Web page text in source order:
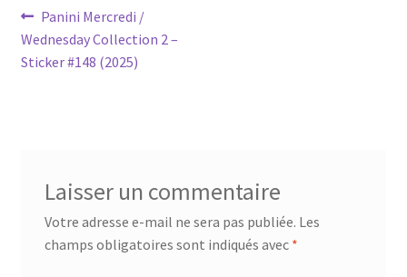
Navigation
de
Article
précédent :
Panini Mercredi /
Wednesday Collection 2 –
Sticker #148 (2025)
Laisser un commentaire
Votre adresse e-mail ne sera pas publiée. Les
champs obligatoires sont indiqués avec *